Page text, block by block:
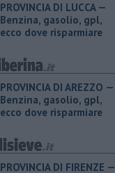
PROVINCIA DI LUCCA — ​
Benzina, gasolio, gpl,
ecco dove risparmiare
PROVINCIA DI AREZZO — ​
Benzina, gasolio, gpl,
ecco dove risparmiare
PROVINCIA DI FIRENZE — ​